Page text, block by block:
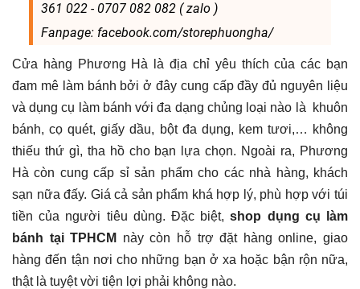
361 022 - 0707 082 082 ( zalo )
Fanpage: facebook.com/storephuongha/
Cửa hàng Phương Hà là địa chỉ yêu thích của các bạn
đam mê làm bánh bởi ở đây cung cấp đầy đủ nguyên liệu
và dụng cụ làm bánh với đa dạng chủng loại nào là khuôn
bánh, cọ quét, giấy dầu, bột đa dụng, kem tươi,… không
thiếu thứ gì, tha hồ cho bạn lựa chọn. Ngoài ra, Phương
Hà còn cung cấp sỉ sản phẩm cho các nhà hàng, khách
sạn nữa đấy. Giá cả sản phẩm khá hợp lý, phù hợp với túi
tiền của người tiêu dùng. Đặc biệt,shop dụng cụ làm
bánh tại TPHCM này còn hỗ trợ đặt hàng online, giao
hàng đến tận nơi cho những bạn ở xa hoặc bận rộn nữa,
thật là tuyệt vời tiện lợi phải không nào.